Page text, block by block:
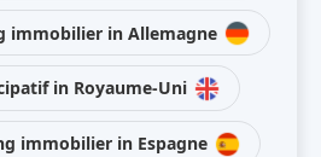
immobilier in Allemagne
in Royaume-Uni
immobilier in Espagne